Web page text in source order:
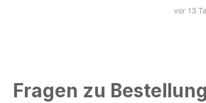
Fragen zu